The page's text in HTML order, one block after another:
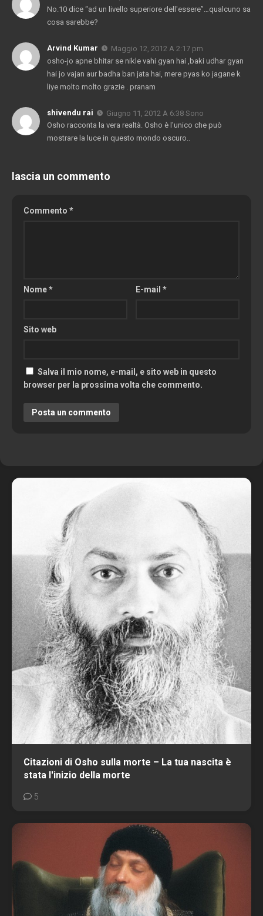
No.10 dice “ad un livello superiore dell'essere”…qualcuno sa
cosa sarebbe?
Arvind Kumar
Maggio 12, 2012 A 2:17 pm
osho-jo apne bhitar se nikle vahi gyan hai ,baki udhar gyan
hai jo vajan aur badha ban jata hai, mere pyas ko jagane k
liye molto molto grazie . pranam
shivendu rai
Giugno 11, 2012 A 6:38 Sono
Osho racconta la vera realtà. Osho è l'unico che può
mostrare la luce in questo mondo oscuro..
lascia un commento
Commento *
Nome* E-mail*
Sito web
Salva il mio nome, e-mail, e sito web in questo
browser per la prossima volta che commento.
Citazioni di Osho sulla morte – La tua nascita è
stata l'inizio della morte
5